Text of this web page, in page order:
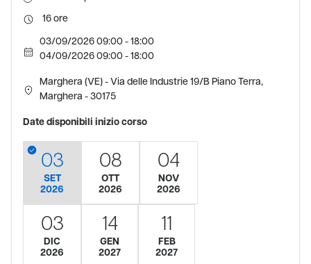
16
03/09/2026 09:00 - 18:00
04/09/2026 09:00 - 18:00
Marghera (VE) - Via delle Industrie 19/B Piano Terra,
Marghera - 30175
Date disponibili inizio corso
03
SET
2026
08
OTT
2026
04
NOV
2026
03
DIC
2026
14
GEN
2027
11
FEB
2027